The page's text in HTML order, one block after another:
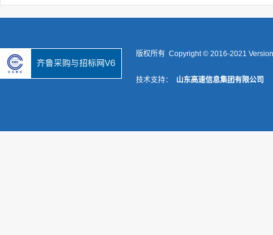
版权所有 Copyright © 2016-2021
技术支持： 山东高速信息集团有限公司